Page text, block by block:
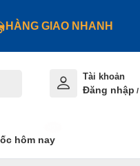
HÀNG GIAO NHANH
Tài khoản
Đăng nhập /
hôm nay